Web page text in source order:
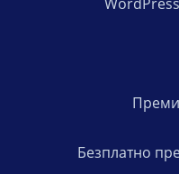
Безплатно